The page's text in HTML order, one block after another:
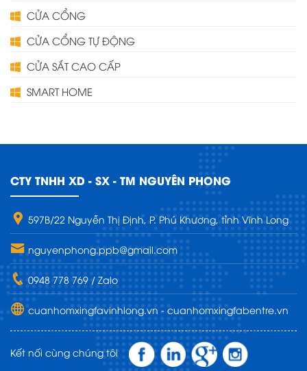
CỬA CỔNG
CỬA CỔNG TỰ ĐỘNG
CỬA SẮT CAO CẤP
SMART HOME
CTY TNHH XD - SX - TM NGUYÊN PHONG
597B/22 Nguyễn Thị Định, P. Phú Khương, tỉnh Vĩnh Long
nguyenphong.ppb@gmail.com
0948 778 769 / Zalo
cuanhomxingfavinhlong.vn - cuanhomxingfabentre.vn
Kết nối cùng chúng tôi